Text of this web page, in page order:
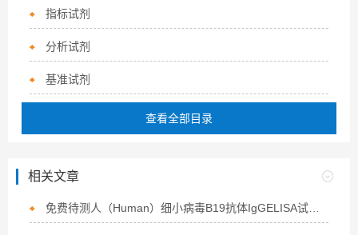
指标试剂
分析试剂
基准试剂
查看全部目录
相关文章